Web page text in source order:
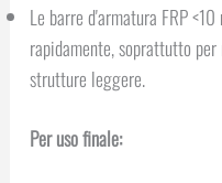
Le barre d'armatura FRP
rapidamente, soprattutto
strutture leggere.
Per uso finale: